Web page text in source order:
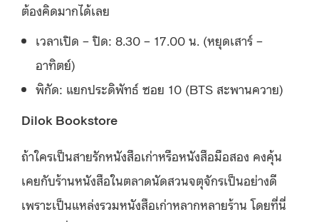
ต้องคิดมากได้เลย
เวลาเปิด – ปิด: 8.30 – 17.00 น. (หยุดเสาร์ –
อาทิตย์)
พิกัด: แยกประดิพัทธ์ ซอย 10 (BTS สะพานควาย)
Dilok Bookstore
ถ้าใครเป็นสายรักหนังสือเก่าหรือหนังสือมือสอง คงคุ้น
เคยกับร้านหนังสือในตลาดนัดสวนจตุจักรเป็นอย่างดี
เพราะเป็นแหล่งรวมหนังสือเก่าหลากหลายร้าน โดยที่นี่